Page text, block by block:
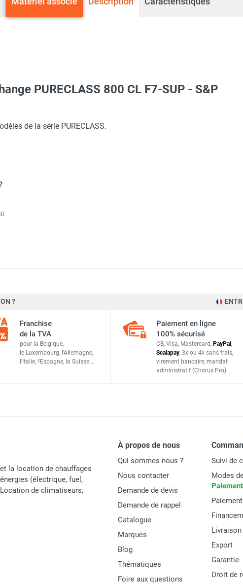
PURECLASS 800 PH DI CO₂ CP - S&P
PURECLASS 800 CL DI CO₂ CP - S&P
PURECLASS 800 CL F7-SUP - S&P
de la série PURECLASS.
S&P France / Unelvent
?
Franchise
de la TVA
pour la Belgique,
le Luxembourg, l'Allemagne,
l'Italie, l'Espagne, la Suisse…
Paiement en ligne
100% sécurisé
CB, Visa, Mastercard, PayPal ,
Scalapay, 3x ou 4x sans frais,
virement bancaire, mandat
administratif (Chorus Pro)
la location de chauffages
(électrique, fuel,
de climatiseurs,
À propos de nous
Qui sommes-nous ?
Nous contacter
Demande de devis
Demande de rappel
Catalogue
Marques
Blog
Thématiques
Foire aux questions
Suivi de
Modes
Livraison
Export
Garantie
Droit de